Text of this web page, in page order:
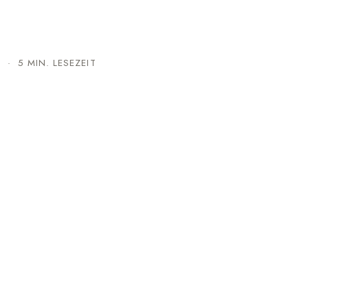
· 5 MIN. LESEZEIT